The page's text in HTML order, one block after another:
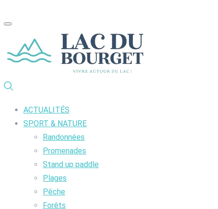
ACTUALITÉS
SPORT & NATURE
Randonnées
Promenades
Stand up paddle
Plages
Pêche
Forêts